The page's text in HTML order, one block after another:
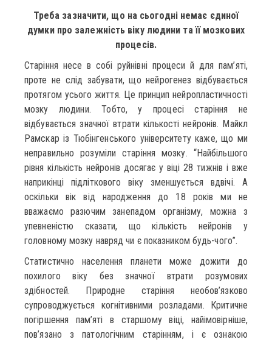
Треба зазначити, що на сьогодні немає єдиної
думки про залежність віку людини та її мозкових
процесів.
Старіння несе в собі руйнівні процеси й для пам’яті,
проте не слід забувати, що нейрогенез відбувається
протягом усього життя. Це принцип нейропластичності
мозку людини. Тобто, у процесі старіння не
відбувається значної втрати кількості нейронів. Майкл
Рамскар із Тюбінгенського університету каже, що ми
неправильно розуміли старіння мозку. “Найбільшого
рівня кількість нейронів досягає у віці 28 тижнів і вже
наприкінці підліткового віку зменшується вдвічі. А
оскільки вік від народження до 18 років ми не
вважаємо разючим занепадом організму, можна з
упевненістю сказати, що кількість нейронів у
головному мозку навряд чи є показником будь-чого”.
Статистично населення планети може дожити до
похилого віку без значної втрати розумових
здібностей. Природне старіння необов’язково
супроводжується когнітивними розладами. Критичне
погіршення пам’яті в старшому віці, найімовірніше,
пов’язано з патологічним старінням, і є ознакою